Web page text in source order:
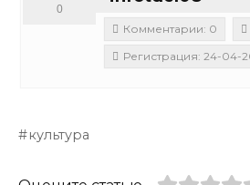
0
Комментарии: 0
Регистрация: 24-04-
культура